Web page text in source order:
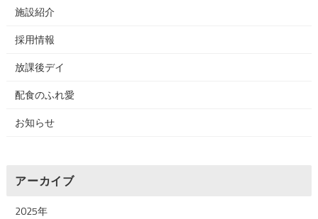
施設紹介
採用情報
放課後デイ
配食のふれ愛
お知らせ
アーカイブ
2025年